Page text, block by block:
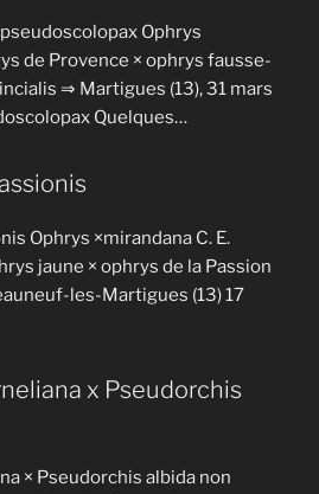
Ophrys
de Provence × ophrys fausse-
⇒ Martigues (13), 31 mars
Quelques…
Ophrys ×mirandana C. E.
jaune × ophrys de la Passion
les-Martigues (13) 17
x Pseudorchis
× Pseudorchis albida non